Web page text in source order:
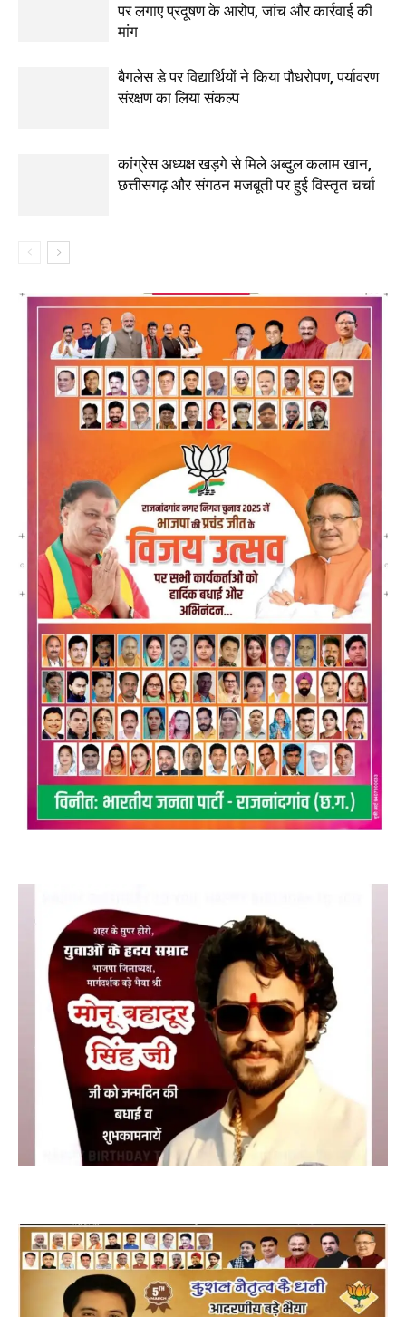
पर लगाए प्रदूषण के आरोप, जांच और कार्रवाई की
मांग
बैगलेस डे पर विद्यार्थियों ने किया पौधरोपण, पर्यावरण
संरक्षण का लिया संकल्प
कांग्रेस अध्यक्ष खड़गे से मिले अब्दुल कलाम खान,
छत्तीसगढ़ और संगठन मजबूती पर हुई विस्तृत चर्चा